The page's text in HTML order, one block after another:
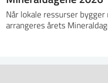
Når lokale ressurser
arrangeres årets